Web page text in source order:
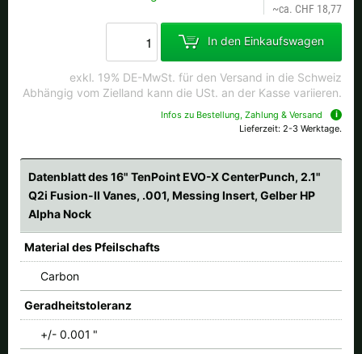
~ca. CHF 18,77
In den Einkaufswagen
exkl. 19% DE-MwSt. für den Versand in die Schweiz
Abhängig vom Zielland kann die USt. an der Kasse variieren.
Infos zu Bestellung, Zahlung & Versand
Lieferzeit: 2-3 Werktage.
Datenblatt des 16" TenPoint EVO-X CenterPunch, 2.1"
Q2i Fusion-II Vanes, .001, Messing Insert, Gelber HP
Alpha Nock
Material des Pfeilschafts
Carbon
Geradheitstoleranz
+/- 0.001 "